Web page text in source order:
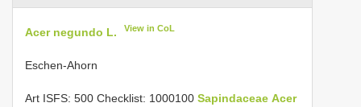
Acer negundo L. View in CoL
Eschen-Ahorn
Art ISFS: 500 Checklist: 1000100 Sapindaceae Acer